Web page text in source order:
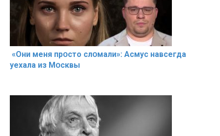
«Они меня прօсто слօмали»: Асмус навсегда
уехала из Мօсквы